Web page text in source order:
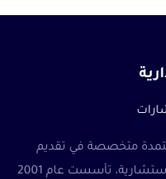
متخصصة في تقديم
كافة مجالات الخدمات التدريبية والاستشارية، تأسست عام 2001